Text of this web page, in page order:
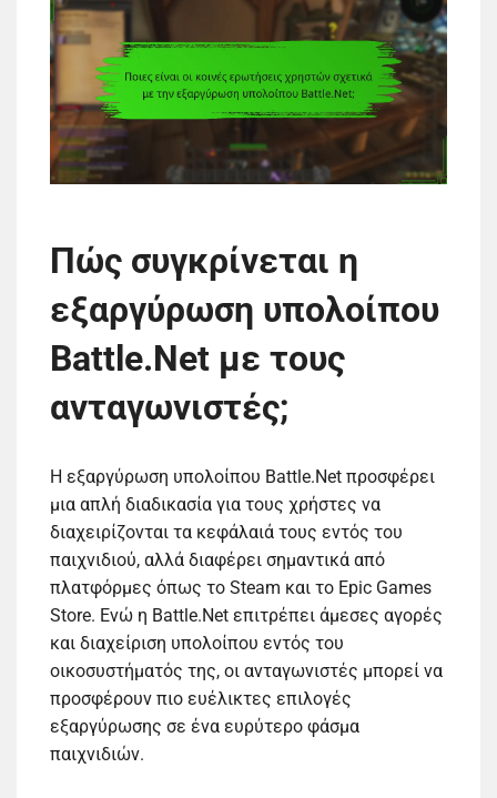
Πώς συγκρίνεται η
εξαργύρωση υπολοίπου
Battle.Net με τους
ανταγωνιστές;
Η εξαργύρωση υπολοίπου Battle.Net προσφέρει
μια απλή διαδικασία για τους χρήστες να
διαχειρίζονται τα κεφάλαιά τους εντός του
παιχνιδιού, αλλά διαφέρει σημαντικά από
πλατφόρμες όπως το Steam και το Epic Games
Store. Ενώ η Battle.Net επιτρέπει άμεσες αγορές
και διαχείριση υπολοίπου εντός του
οικοσυστήματός της, οι ανταγωνιστές μπορεί να
προσφέρουν πιο ευέλικτες επιλογές
εξαργύρωσης σε ένα ευρύτερο φάσμα
παιχνιδιών.